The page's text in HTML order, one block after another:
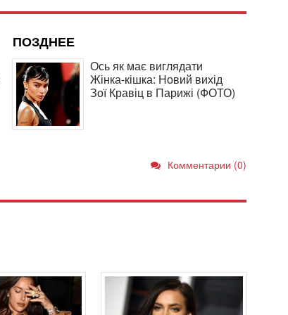
ПОЗДНЕЕ
Ось як має виглядати
Жінка-кішка: Новий вихід
Зої Кравіц в Парижі (ФОТО)
Комментарии (0)